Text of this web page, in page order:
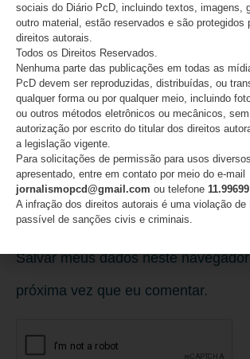
E-mail*
Site
Salvar meus dados neste
próxima vez que eu comentar.
sociais do Diário PcD, incluindo textos, imagens,
outro material, estão reservados e são protegidos
direitos autorais.
Todos os Direitos Reservados.
Nenhuma parte das publicações em todas as
PcD devem ser reproduzidas, distribuídas, ou
qualquer forma ou por qualquer meio, incluindo
ou outros métodos eletrônicos ou mecânicos,
autorização por escrito do titular dos direitos
a legislação vigente.
Para solicitações de permissão para usos
apresentado, entre em contato por meio do e-mail
jornalismopcd@gmail.com ou telefone
A infração dos direitos autorais é uma violação de
passível de sanções civis e criminais.